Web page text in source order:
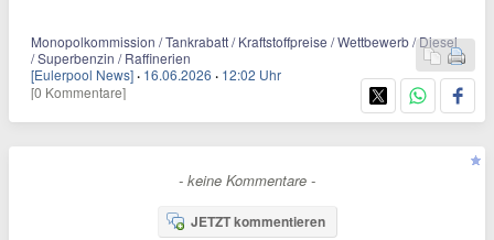
Monopolkommission / Tankrabatt / Kraftstoffpreise / Wettbewerb / Diesel
/ Superbenzin / Raffinerien
[Eulerpool News] · 16.06.2026 · 12:02 Uhr
[0 Kommentare]
- keine Kommentare -
JETZT kommentieren